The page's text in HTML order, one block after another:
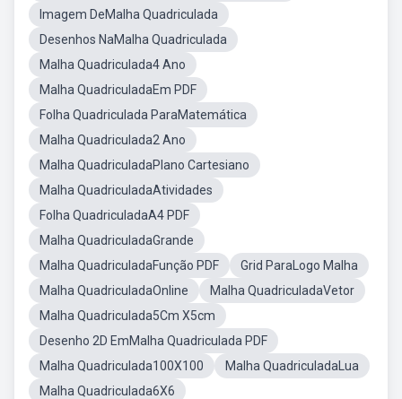
Imagem DeMalha Quadriculada
Desenhos NaMalha Quadriculada
Malha Quadriculada4 Ano
Malha QuadriculadaEm PDF
Folha Quadriculada ParaMatemática
Malha Quadriculada2 Ano
Malha QuadriculadaPlano Cartesiano
Malha QuadriculadaAtividades
Folha QuadriculadaA4 PDF
Malha QuadriculadaGrande
Malha QuadriculadaFunção PDF
Grid ParaLogo Malha
Malha QuadriculadaOnline
Malha QuadriculadaVetor
Malha Quadriculada5Cm X5cm
Desenho 2D EmMalha Quadriculada PDF
Malha Quadriculada100X100
Malha QuadriculadaLua
Malha Quadriculada6X6